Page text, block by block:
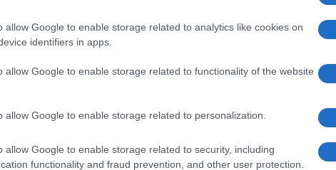
allow Google to enable storage related to analytics like cookies on
identifiers in apps.
allow Google to enable storage related to functionality of the website
allow Google to enable storage related to personalization.
allow Google to enable storage related to security, including
functionality and fraud prevention, and other user protection.
Quelli ancora funzionanti per lo più
manutenzione, spesso senza
o insicure comunque rendono
13 a 15mila, uccise durante gli scontri
stima non tiene conto di tutte le
di cure.Mygoma, un istituto